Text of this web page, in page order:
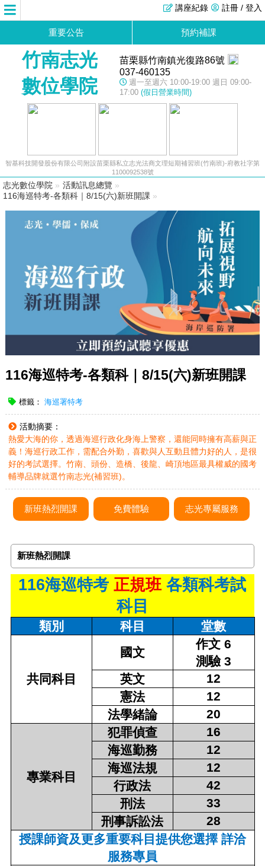
註冊 / 登入
講座紀錄
重要公告 預約補課
竹南志光
數位學院
苗栗縣竹南鎮光復路86號
037-460135
週一至週六 10:00-19:00 週日 09:00-
17:00 (假日營業時間)
智基科技開發股份有限公司附設苗栗縣私立志光法商文理短期補習班(竹南班)-府教社字第
1100092538號
志光數位學院 » 活動訊息總覽 »
116海巡特考-各類科｜8/15(六)新班開課 »
116海巡特考-各類科｜8/15(六)新班開課
標籤： 海巡署特考
活動摘要：
熱愛大海的你，透過海巡行政化身海上警察，還能同時擁有高薪與正
義！海巡行政工作，需配合外勤，喜歡與人互動且體力好的人，是很
好的考試選擇。竹南、頭份、造橋、後龍、崎頂地區最具權威的國考
輔導品牌就選竹南志光(補習班)。
新班熱烈開課 免費體驗 志光專屬服務
新班熱烈開課
116海巡特考正規班各類科考試
科目
類別 科目 堂數
共同科目
國文
作文 6
測驗 3
英文
12
憲法
12
法學緒論
20
專業科目
犯罪偵查
16
海巡勤務
12
海巡法規
12
行政法
42
刑法
33
刑事訴訟法
28
授課師資及更多重要科目提供您選擇 詳洽
服務專員